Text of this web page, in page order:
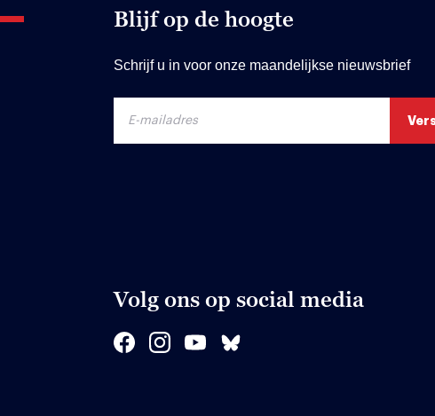
Blijf op de hoogte
Schrijf u in voor onze maandelijkse nieuwsbrief
Volg ons op social media